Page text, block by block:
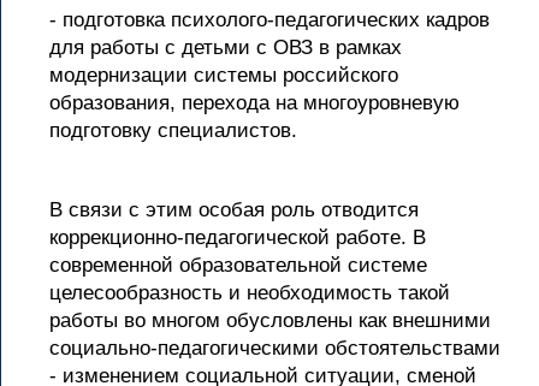
- подготовка психолого-педагогических кадров
для работы с детьми с ОВЗ в рамках
модернизации системы российского
образования, перехода на многоуровневую
подготовку специалистов.
В связи с этим особая роль отводится
коррекционно-педагогической работе. В
современной образовательной системе
целесообразность и необходимость такой
работы во многом обусловлены как внешними
социально-педагогическими обстоятельствами
- изменением социальной ситуации, сменой